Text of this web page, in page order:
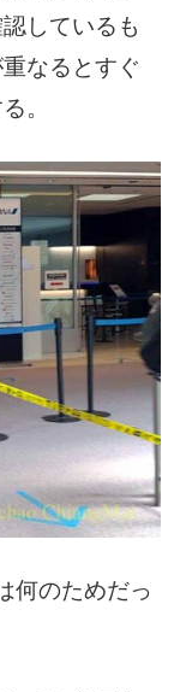
しているも
なるとすぐ
。
何のためだっ